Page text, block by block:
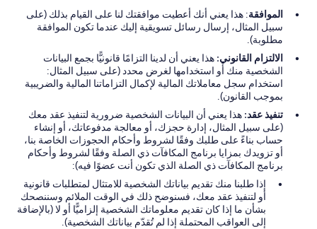
الموافقة: هذا يعني أنك أعطيت موافقتك لنا على القيام بذلك (على
سبيل المثال، إرسال رسائل تسويقية إليك عندما تكون الموافقة
مطلوبة).
الالتزام القانوني: هذا يعني أن لدينا التزامًا قانونيًّا بجمع البيانات
الشخصية منك أو استخدامها لغرض محدد (على سبيل المثال:
استخدام سجل معاملاتك المالية لإكمال التزاماتنا المالية والضريبية
بموجب القانون).
تنفيذ عقد: هذا يعني أن البيانات الشخصية ضرورية لتنفيذ عقد معك
(على سبيل المثال، إدارة حجزك، أو معالجة مدفوعاتك، أو إنشاء
حساب بناءً على طلبك وفقًا لشروط وأحكام الحجوزات الخاصة بنا،
أو تزويدك بمزايا برنامج المكافآت ذي الصلة وفقًا لشروط وأحكام
برنامج المكافآت ذي الصلة الذي تكون أنت عضوًا فيه):
إذا طلبنا منك تقديم بياناتك الشخصية للامتثال لمتطلبات قانونية
أو لتنفيذ عقد معك، فسنوضح ذلك في الوقت الملائم وسننصحك
بشأن ما إذا كان تقديم معلوماتك الشخصية إلزاميًّا أو لا (بالإضافة
إلى العواقب المحتملة إذا لم تُقدّم بياناتك الشخصية).